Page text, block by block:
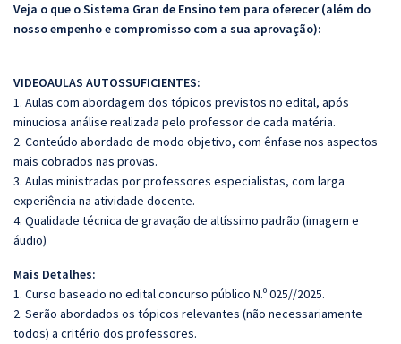
Veja o que o Sistema Gran de Ensino tem para oferecer (além do
nosso empenho e compromisso com a sua aprovação):
VIDEOAULAS AUTOSSUFICIENTES:
1. Aulas com abordagem dos tópicos previstos no edital, após
minuciosa análise realizada pelo professor de cada matéria.
2. Conteúdo abordado de modo objetivo, com ênfase nos aspectos
mais cobrados nas provas.
3. Aulas ministradas por professores especialistas, com larga
experiência na atividade docente.
4. Qualidade técnica de gravação de altíssimo padrão (imagem e
áudio)
Mais Detalhes:
1. Curso baseado no edital concurso público N.º 025//2025.
2. Serão abordados os tópicos relevantes (não necessariamente
todos) a critério dos professores.